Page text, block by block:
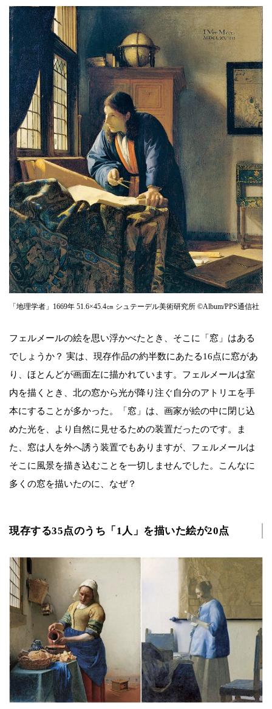
「地理学者」1669年 51.6×45.4㎝ シュテーデル美術研究所 ©Album/PPS通信社
フェルメールの絵を思い浮かべたとき、そこに「窓」はある
でしょうか？ 実は、現存作品の約半数にあたる16点に窓があ
り、ほとんどが画面左に描かれています。フェルメールは室
内を描くとき、北の窓から光が降り注ぐ自分のアトリエを手
本にすることが多かった。「窓」は、画家が絵の中に閉じ込
めた光を、より自然に見せるための装置だったのです。ま
た、窓は人を外へ誘う装置でもありますが、フェルメールは
そこに風景を描き込むことを一切しませんでした。こんなに
多くの窓を描いたのに、なぜ？
現存する35点のうち「1人」を描いた絵が20点